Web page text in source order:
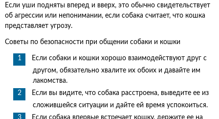
Если уши подняты вперед и вверх, это обычно свидетельствует
об агрессии или непонимании, если собака считает, что кошка
представляет угрозу.
Советы по безопасности при общении собаки и кошки
Если собаки и кошки хорошо взаимодействуют друг с
другом, обязательно хвалите их обоих и давайте им
лакомства.
Если вы видите, что собака расстроена, выведите ее из
сложившейся ситуации и дайте ей время успокоиться.
Если собака впервые встречает кошку, держите ее на